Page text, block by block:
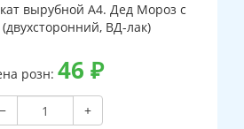
вырубной А4. Дед Мороз с
ВД-лак)
розн: 46 ₽
−
+